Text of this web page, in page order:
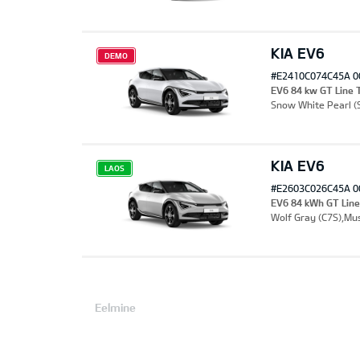
KIA EV6
DEMO
#E2410C074C45A
EV6 84 kw GT Line
Snow White Pearl
KIA EV6
LAOS
#E2603C026C45A
EV6 84 kWh GT
Wolf Gray
Eelmine